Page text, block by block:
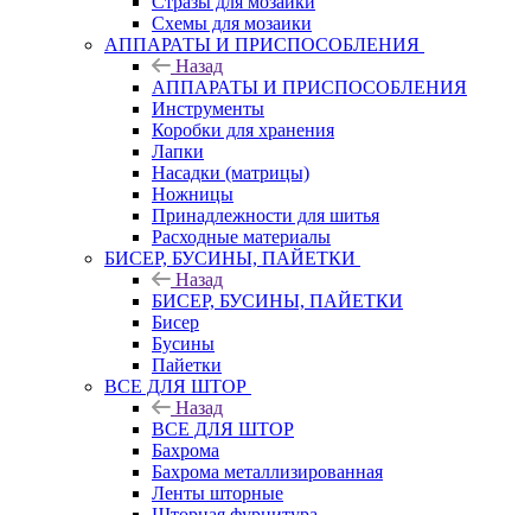
Схемы для мозаики
АППАРАТЫ И ПРИСПОСОБЛЕНИЯ
Назад
АППАРАТЫ И ПРИСПОСОБЛЕНИЯ
Инструменты
Коробки для хранения
Лапки
Насадки (матрицы)
Ножницы
Принадлежности для шитья
Расходные материалы
БИСЕР, БУСИНЫ, ПАЙЕТКИ
Назад
БИСЕР, БУСИНЫ, ПАЙЕТКИ
Бисер
Бусины
Пайетки
ВСЕ ДЛЯ ШТОР
Назад
ВСЕ ДЛЯ ШТОР
Бахрома
Бахрома металлизированная
Ленты шторные